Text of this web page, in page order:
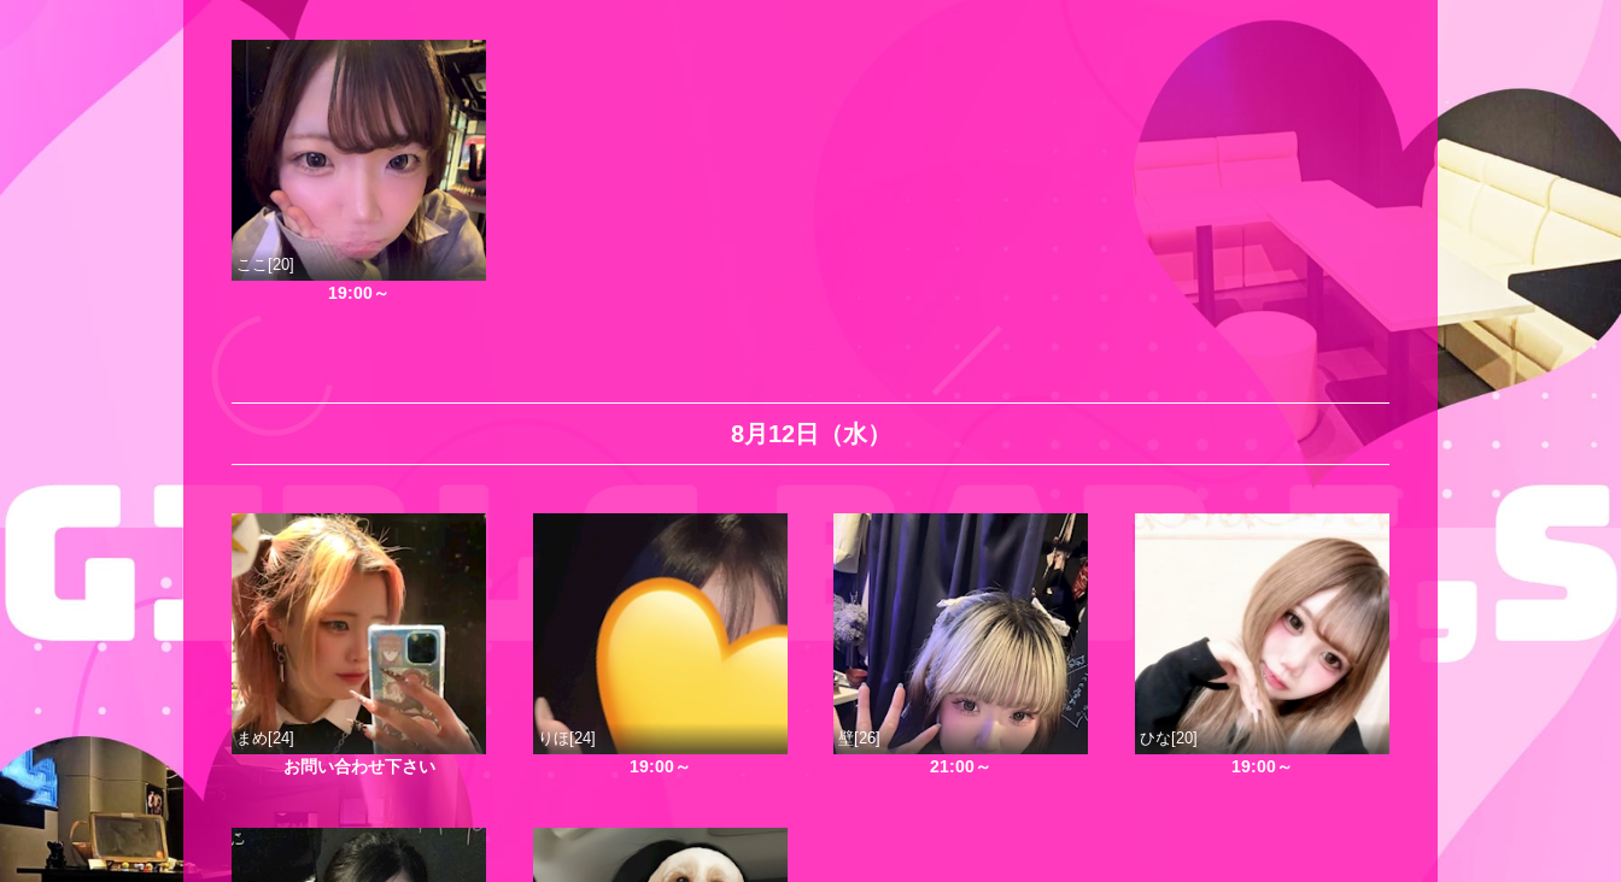
ここ[20]
19:00～
8月12日（水）
まめ[24]
お問い合わせ下さい
りほ[24]
19:00～
壁[26]
21:00～
ひな[20]
19:00～